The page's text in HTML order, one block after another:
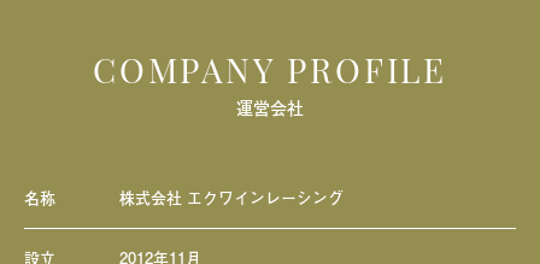
COMPANY PROFILE
運営会社
名称 株式会社 エクワインレーシング
設立 2012年11月